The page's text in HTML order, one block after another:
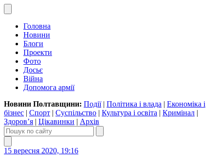
Головна
Новини
Блоги
Проекти
Фото
Досьє
Війна
Допомога армії
Новини Полтавщини: Події| Політика і влада | Економіка і
бізнес | Спорт | Суспільство | Культура і освіта | Кримінал |
Здоров’я | Цікавинки | Архів
15 вересня 2020, 19:16